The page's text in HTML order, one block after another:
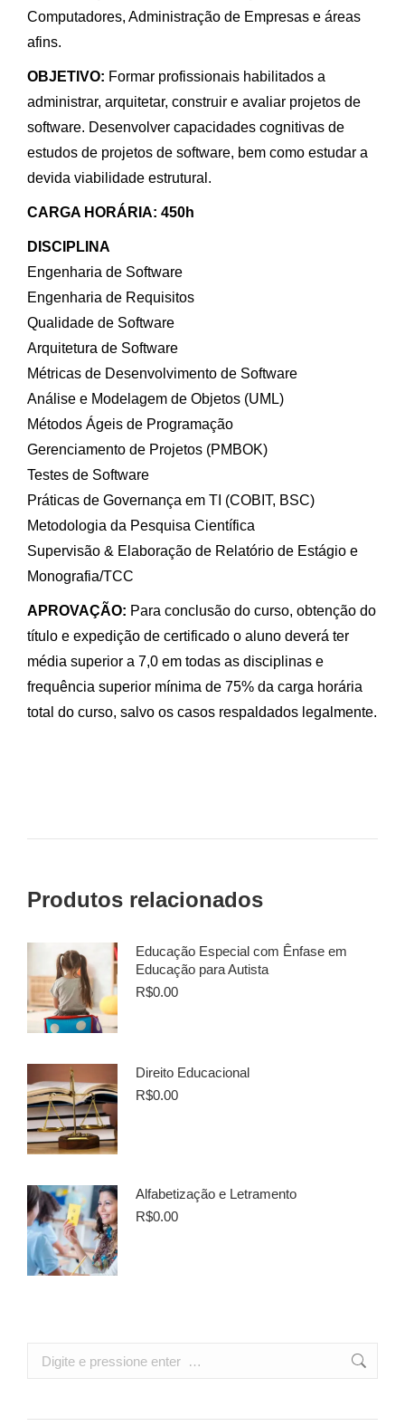
Computadores, Administração de Empresas e áreas
afins.
OBJETIVO: Formar profissionais habilitados a
administrar, arquitetar, construir e avaliar projetos de
software. Desenvolver capacidades cognitivas de
estudos de projetos de software, bem como estudar a
devida viabilidade estrutural.
CARGA HORÁRIA: 450h
DISCIPLINA
Engenharia de Software
Engenharia de Requisitos
Qualidade de Software
Arquitetura de Software
Métricas de Desenvolvimento de Software
Análise e Modelagem de Objetos (UML)
Métodos Ágeis de Programação
Gerenciamento de Projetos (PMBOK)
Testes de Software
Práticas de Governança em TI (COBIT, BSC)
Metodologia da Pesquisa Científica
Supervisão & Elaboração de Relatório de Estágio e
Monografia/TCC
APROVAÇÃO: Para conclusão do curso, obtenção do
título e expedição de certificado o aluno deverá ter
média superior a 7,0 em todas as disciplinas e
frequência superior mínima de 75% da carga horária
total do curso, salvo os casos respaldados legalmente.
Produtos relacionados
Educação Especial com Ênfase em
Educação para Autista
R$0.00
Direito Educacional
R$0.00
Alfabetização e Letramento
R$0.00
Search: